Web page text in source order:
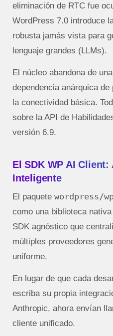
eliminación de RTC fue
WordPress 7.0 introduce
robusta jamás vista para
lenguaje grandes (LLMs).
El núcleo abandona de
dependencia anárquica
la conectividad básica.
sobre la API de
versión 6.9.
El SDK WP AI
Inteligente
El paquete wordpress/
como una biblioteca
SDK agnóstico que
múltiples proveedores
uniforme.
En lugar de que cada
escriba su propia
Anthropic, ahora envían
cliente unificado.